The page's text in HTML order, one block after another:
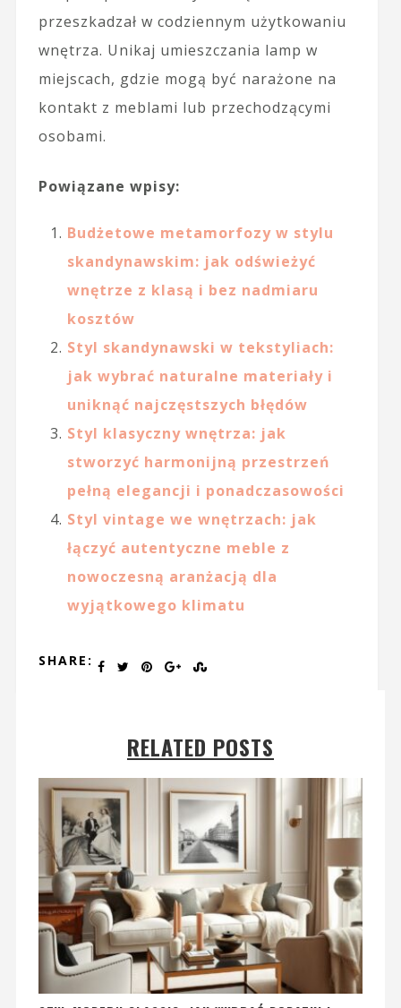
przeszkadzał w codziennym użytkowaniu
wnętrza. Unikaj umieszczania lamp w
miejscach, gdzie mogą być narażone na
kontakt z meblami lub przechodzącymi
osobami.
Powiązane wpisy:
Budżetowe metamorfozy w stylu
skandynawskim: jak odświeżyć
wnętrze z klasą i bez nadmiaru
kosztów
Styl skandynawski w tekstyliach:
jak wybrać naturalne materiały i
uniknąć najczęstszych błędów
Styl klasyczny wnętrza: jak
stworzyć harmonijną przestrzeń
pełną elegancji i ponadczasowości
Styl vintage we wnętrzach: jak
łączyć autentyczne meble z
nowoczesną aranżacją dla
wyjątkowego klimatu
SHARE:
RELATED POSTS